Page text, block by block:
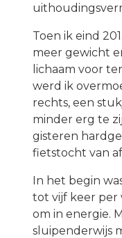
Toen ik eind
meer gewicht
lichaam voor
werd ik
rechts, een
minder erg te
gisteren
fietstocht van
In het begin
tot vijf keer per
om in energie.
sluipenderwijs